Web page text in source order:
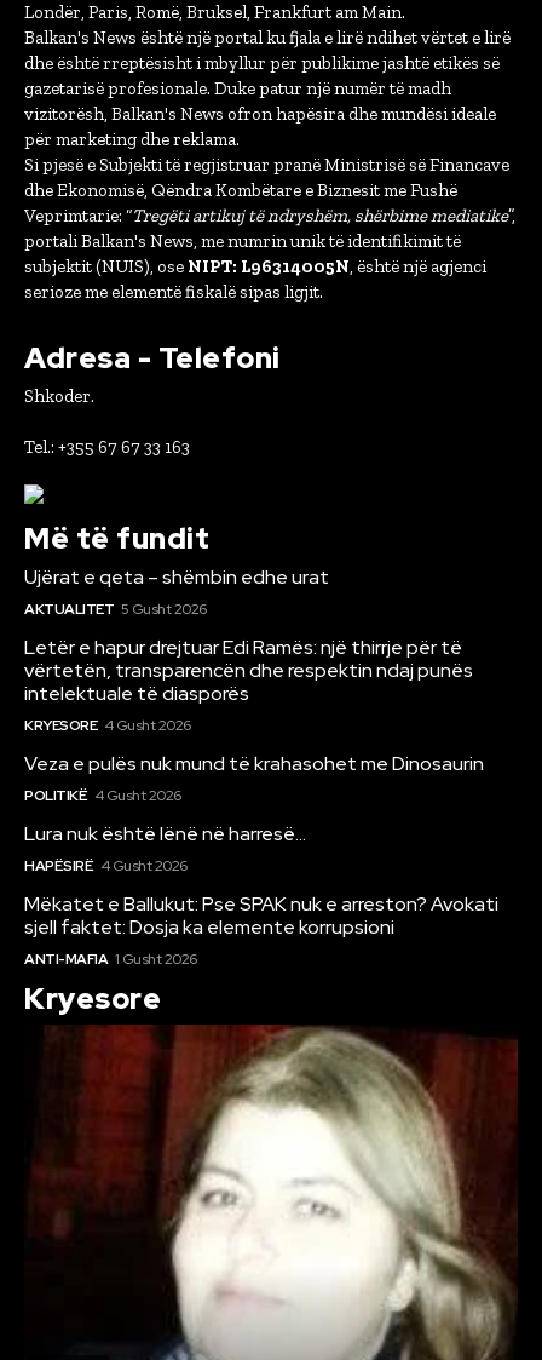
Londër, Paris, Romë, Bruksel, Frankfurt am Main.
Balkan's News është një portal ku fjala e lirë ndihet vërtet e lirë
dhe është rreptësisht i mbyllur për publikime jashtë etikës së
gazetarisë profesionale. Duke patur një numër të madh
vizitorësh, Balkan's News ofron hapësira dhe mundësi ideale
për marketing dhe reklama.
Si pjesë e Subjekti të regjistruar pranë Ministrisë së Financave
dhe Ekonomisë, Qëndra Kombëtare e Biznesit me Fushë
Veprimtarie: “Tregëti artikuj të ndryshëm, shërbime mediatike”,
portali Balkan's News, me numrin unik të identifikimit të
subjektit (NUIS), ose NIPT: L96314005N, është një agjenci
serioze me elementë fiskalë sipas ligjit.
Adresa - Telefoni
Shkoder.
Tel.: +355 67 67 33 163
Më të fundit
Ujërat e qeta – shëmbin edhe urat
AKTUALITET 5 Gusht 2026
Letër e hapur drejtuar Edi Ramës: një thirrje për të
vërtetën, transparencën dhe respektin ndaj punës
intelektuale të diasporës
KRYESORE 4 Gusht 2026
Veza e pulës nuk mund të krahasohet me Dinosaurin
POLITIKË 4 Gusht 2026
Lura nuk është lënë në harresë…
HAPËSIRË 4 Gusht 2026
Mëkatet e Ballukut: Pse SPAK nuk e arreston? Avokati
sjell faktet: Dosja ka elemente korrupsioni
ANTI-MAFIA 1 Gusht 2026
Kryesore